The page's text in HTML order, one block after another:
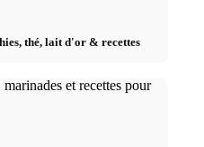
thé, lait d'or & recettes